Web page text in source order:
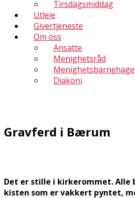
Tirsdagsmiddag
Utleie
Givertjeneste
Om oss
Ansatte
Menighetsråd
Menighetsbarnehage
Diakoni
Gravferd i Bærum
Det er stille i kirkerommet.
kisten som er vakkert pyntet,